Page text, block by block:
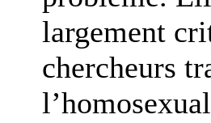
largement
chercheurs